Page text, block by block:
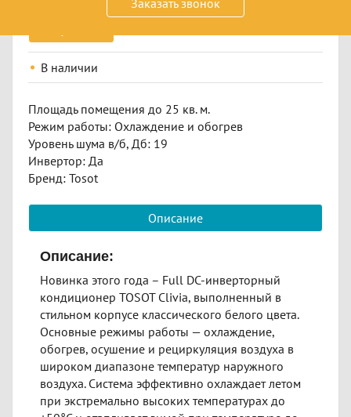
Заказать звонок
В наличии
Площадь помещения до 25 кв. м.
Режим работы: Охлаждение и обогрев
Уровень шума в/б, Дб: 19
Инвертор: Да
Бренд: Tosot
Описание
Описание:
Новинка этого года – Full DC-инверторный
кондиционер TOSOT Clivia, выполненный в
стильном корпусе классического белого цвета.
Основные режимы работы — охлаждение,
обогрев, осушение и рециркуляция воздуха в
широком диапазоне температур наружного
воздуха. Система эффективно охлаждает летом
при экстремально высоких температурах до